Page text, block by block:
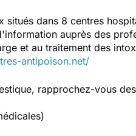
dans 8 centres
auprès des
et au traitement des
antipoison.net/
rapprochez-vous